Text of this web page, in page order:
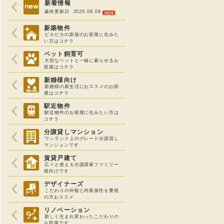
新着情報
最終更新日 2026.08.09
新築物件
ピカピカの新築のお部屋に住みた
い方はコチラ
ペット飼育可
大切なペットと一緒に暮らせるお
部屋はコチラ
新婚様向け
新婚様の新生活におススメのお部
屋はコチラ
駅近物件
駅近物件のお部屋に住みたい方は
コチラ
分譲貸しマンション
ワンランク上のグレード分譲貸し
マンションです
賃貸戸建て
広々と使える分譲貸家ファミリー
様向けです
デザイナーズ
こだわりの外観と内装個性を重視
の方おススメ
リノベーション
新しく生まれ変わったこだわりの
お部屋です